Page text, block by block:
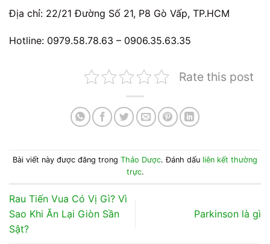
Địa chỉ: 22/21 Đường Số 21, P8 Gò Vấp, TP.HCM
Hotline: 0979.58.78.63 – 0906.35.63.35
Rate this post
Bài viết này được đăng trong Thảo Dược. Đánh dấu liên kết thường
trực.
Rau Tiến Vua Có Vị Gì? Vì
Sao Khi Ăn Lại Giòn Sần
Sật?
Parkinson là gì